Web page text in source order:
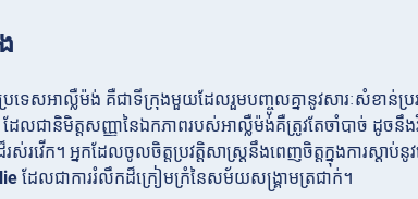
ប្រទេសអាល្លឺម៉ង់ គឺជាទីក្រុងមួយដែលរួមបញ្ចូលគ្នានូវសារៈសំខាន់
ដែលជានិមិត្តសញ្ញានៃឯកភាពរបស់អាល្លឺម៉ង់គឺត្រូវតែចាំបាច់ ដូចនឹ
រវើក។ អ្នកដែលចូលចិត្តប្រវត្តិសាស្រ្តនឹងពេញចិត្តក្នុងការស្តាប់នូវ
ដែលជាការរំលឹកដ៏ក្រៀមក្រំនៃសម័យសង្រ្គាមត្រជាក់។